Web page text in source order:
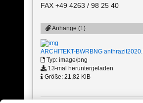
FAX +49 4263 / 98 25 40
Anhänge (1)
ARCHITEKT-BWRBNG
Typ: image/png
13-mal heruntergeladen
Größe: 21,82 KiB